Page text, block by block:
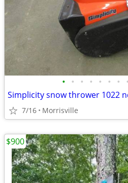
• • • • • • • •
Simplicity snow thrower 1022
7/16 Morrisville
$900